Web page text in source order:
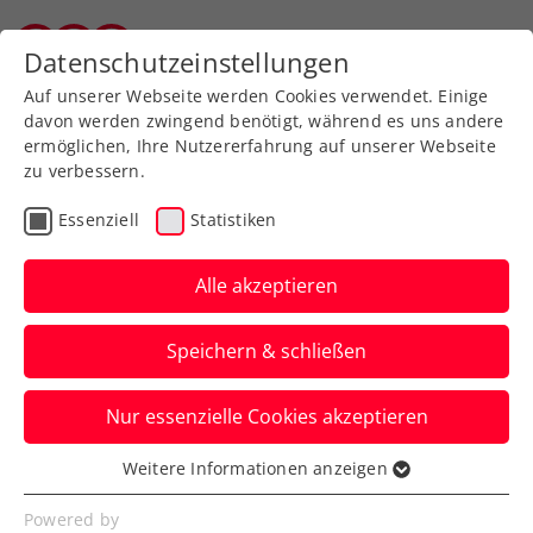
Turniere
Upper Austria Ladies
Linz: Startschuss zur
Tennistalentsuche
gefallen
Der erste Aufschlag zu „1.000
Tennisschläger für 1.000 Mädchen“ ist am
17. Juli beim TC Wels 76 erfolgt.
Datenschutzeinstellungen
Auf unserer Webseite werden Cookies verwendet. Einige
davon werden zwingend benötigt, während es uns andere
ermöglichen, Ihre Nutzererfahrung auf unserer Webseite
zu verbessern.
Essenziell Statistiken
Alle akzeptieren
Speichern & schließen
Nur essenzielle Cookies akzeptieren
Essenziell
Essenzielle Cookies werden für grundlegende
Weitere Informationen anzeigen
Powered by